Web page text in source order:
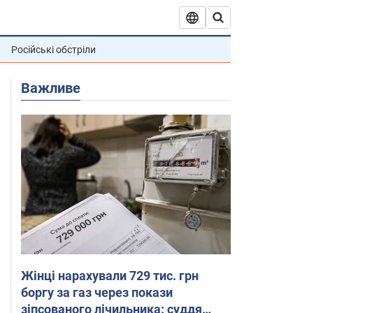
Російські обстріли
Важливе
Жінці нарахували 729 тис. грн
боргу за газ через покази
зіпсованого лічильника: суддя